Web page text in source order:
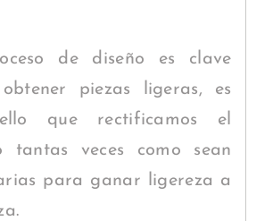
de diseño es clave
piezas ligeras, es
que rectificamos el
tantas veces como sean
para ganar ligereza a